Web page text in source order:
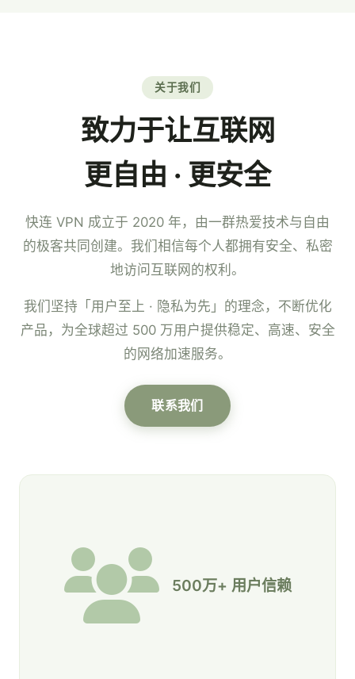
关于我们
致力于让互联网
更自由 · 更安全
快连 VPN 成立于 2020 年，由一群热爱技术与自由
的极客共同创建。我们相信每个人都拥有安全、私密
地访问互联网的权利。
我们坚持「用户至上 · 隐私为先」的理念，不断优化
产品，为全球超过 500 万用户提供稳定、高速、安全
的网络加速服务。
联系我们
500万+ 用户信赖